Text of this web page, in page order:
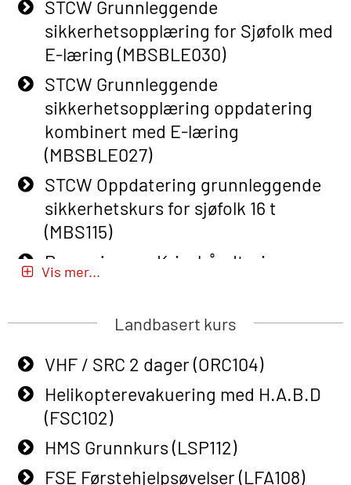
Basic Safety Training – Refresher
Course (English) with E-learning
(OBSBLE048)
Basic Safety Training – Refresher
Course (English) (OBS1063)
Basic Safety Training – Refresher
Course (English) for emergency
response personnel with Adaptive E-
learning (OBSBLE050)
Helikopterevakuering inkl pustelunge
med adaptive e-læring (OSEBLE018)
Airpocket with E-learning (English)
Additional Basic Safety Training for
the Norwegian Sector (OBS117)
Grunnleggende Sikkerhetskurs –
Rep. for helikoptermannskap inkl.
HABD (FSC122)
STCW Grunnleggende
sikkerhetsopplæring for Sjøfolk med
E-læring (MBSBLE030)
STCW Grunnleggende
sikkerhetsopplæring oppdatering
kombinert med E-læring
(MBSBLE027)
STCW Oppdatering grunnleggende
sikkerhetskurs for sjøfolk 16 t
(MBS115)
Passasjer- og Krisehåndtering
(MBSBLE020)
Passasjer- og Krisehåndtering
oppdatering (MBSBLE019)
STCW Grunnleggende
sikkerhetsopplæring for fiskere
(MBSBLE031)
STCW Grunnleggende
sikkerhetsopplæring for fiskere
Vis mer...
Landbasert kurs
VHF / SRC 2 dager (ORC104)
Helikopterevakuering med H.A.B.D
(FSC102)
HMS Grunnkurs (LSP112)
FSE Førstehjelpsøvelser (LFA108)